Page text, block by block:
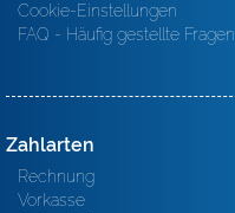
Cookie-Einstellungen
FAQ - Häufig gestellte Fragen
Zahlarten
Rechnung
Vorkasse